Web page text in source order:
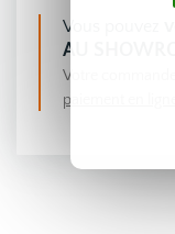
Vous pouvez
AU
Votre
paiement en